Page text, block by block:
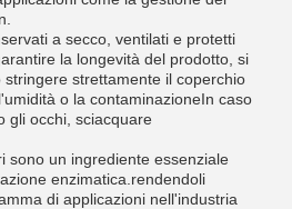
a secco, ventilati e protetti
la longevità del prodotto, si
strettamente il coperchio
o la contaminazioneIn caso
gli occhi, sciacquare
sono un ingrediente essenziale
enzimatica.rendendoli
di applicazioni nell'industria